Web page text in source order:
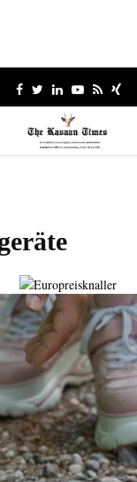
Facebook
TwitterLinkedinYoutube
RssXing